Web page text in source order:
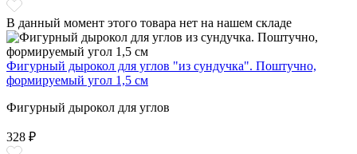
В данный момент этого товара нет на нашем складе
Фигурный дырокол для углов "из сундучка". Поштучно,
формируемый угол 1,5 см
Фигурный дырокол для углов
328 ₽